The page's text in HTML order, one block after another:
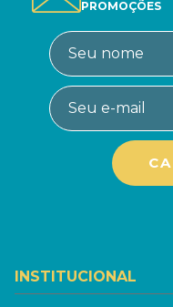
PROMOÇÕES
INSTITUCIONAL